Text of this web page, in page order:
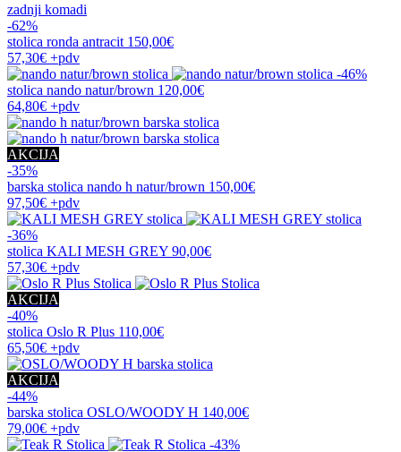
zadnji komadi
-62%
stolica ronda antracit 150,00€
57,30€ +pdv
-46%
stolica nando natur/brown 120,00€
64,80€ +pdv
AKCIJA
-35%
barska stolica nando h natur/brown 150,00€
97,50€ +pdv
-36%
stolica KALI MESH GREY 90,00€
57,30€ +pdv
AKCIJA
-40%
stolica Oslo R Plus 110,00€
65,50€ +pdv
AKCIJA
-44%
barska stolica OSLO/WOODY H 140,00€
79,00€ +pdv
-43%